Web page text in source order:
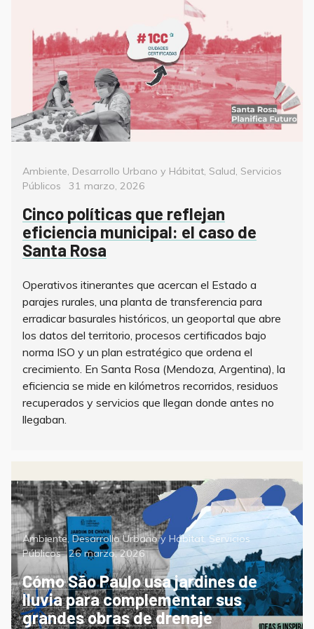
Categorías
Ambiente, Desarrollo Urbano y Hábitat, Salud, Servicios
Públicos
Posted
31 marzo, 2026
Cinco políticas que reflejan
eficiencia municipal: el caso de
Santa Rosa
Operativos itinerantes que acercan el Estado a
parajes rurales, una planta de transferencia para
erradicar basurales históricos, un geoportal que abre
los datos del territorio, procesos certificados bajo
norma ISO y un plan estratégico que ordena el
crecimiento. En Santa Rosa (Mendoza, Argentina), la
eficiencia se mide en kilómetros recorridos, residuos
recuperados y servicios que llegan donde antes no
llegaban.
Categorías
Ambiente,Desarrollo Urbano y Hábitat,Servicios
Públicos Posted
on
26 marzo, 2026
Cómo São Paulo usa jardines de
lluvia para complementar sus
grandes obras de drenaje